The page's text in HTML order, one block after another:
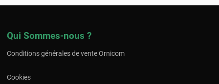
Qui Sommes-nous ?
Conditions générales de vente Ornicom
Cookies